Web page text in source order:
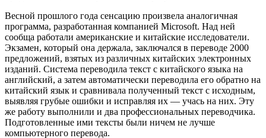
Весной прошлого года сенсацию произвела аналогичная
программа, разработанная компанией Microsoft. Над ней
сообща работали американские и китайские исследователи.
Экзамен, который она держала, заключался в переводе 2000
предложений, взятых из различных китайских электронных
изданий. Система переводила текст с китайского языка на
английский, а затем автоматически переводила его обратно на
китайский язык и сравнивала полученный текст с исходным,
выявляя грубые ошибки и исправляя их — учась на них. Эту
же работу выполнили и два профессиональных переводчика.
Подготовленные ими тексты были ничем не лучше
компьютерного перевода.